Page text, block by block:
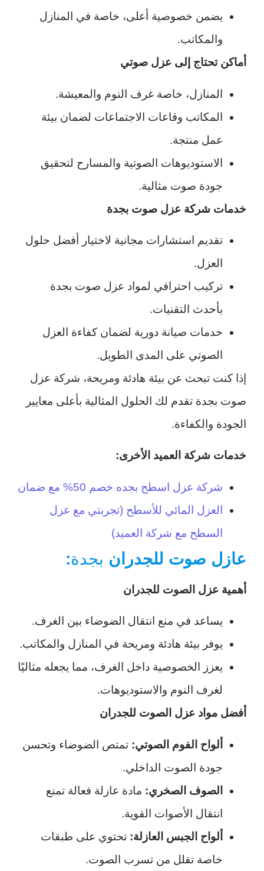
يضمن خصوصية أعلى، خاصة في المنازل
والمكاتب.
أماكن تحتاج إلى عزل صوتي
المنازل، خاصة غرف النوم والمعيشة.
المكاتب وقاعات الاجتماعات لضمان بيئة
عمل منتجة.
الاستوديوهات الصوتية والمسارح لتحقيق
جودة صوت مثالية.
خدمات شركة عزل صوت بجدة
تقديم استشارات مجانية لاختيار أفضل حلول
العزل.
تركيب احترافي لمواد عزل صوت بجدة
بأحدث التقنيات.
خدمات صيانة دورية لضمان كفاءة العزل
الصوتي على المدى الطويل.
إذا كنت تبحث عن بيئة هادئة ومريحة، شركة عزل
صوت بجدة تقدم لك الحلول المثالية بأعلى معايير
الجودة والكفاءة.
خدمات شركة العميد الأخرى:
شركة عزل اسطح بجده خصم 50% مع ضمان
العزل المائي للأسطح (تجربتي مع عزل
السطح مع شركة العميد)
عازل صوت للجدران بجدة:
أهمية عزل الصوت للجدران
يساعد في منع انتقال الضوضاء بين الغرف.
يوفر بيئة هادئة ومريحة في المنازل والمكاتب.
يعزز الخصوصية داخل الغرف، مما يجعله مثاليًا
لغرف النوم والاستوديوهات.
أفضل مواد عزل الصوت للجدران
ألواح الفوم الصوتي: تمتص الضوضاء وتحسن
جودة الصوت الداخلي.
الصوف الصخري: مادة عازلة فعالة تمنع
انتقال الأصوات القوية.
ألواح الجبس العازلة: تحتوي على طبقات
خاصة تقلل من تسرب الصوت.